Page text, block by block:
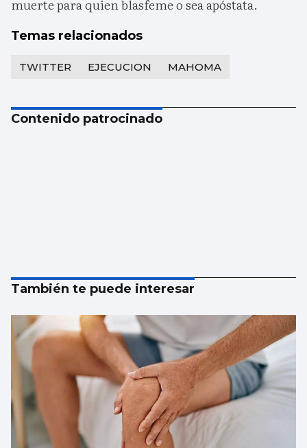
muerte para quien blasfeme o sea apóstata.
Temas relacionados
TWITTER EJECUCION MAHOMA
Contenido patrocinado
También te puede interesar